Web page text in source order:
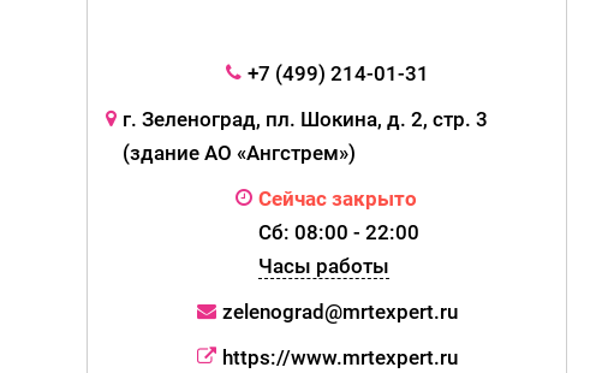
+7 (499) 214-01-31
г. Зеленоград, пл. Шокина, д. 2, стр. 3
(здание АО «Ангстрем»)
Сейчас закрыто
Сб: 08:00 - 22:00
Часы работы
zelenograd@mrtexpert.ru
https://www.mrtexpert.ru